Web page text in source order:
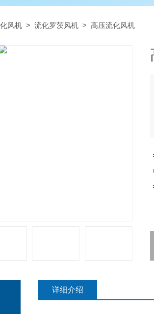
风机 > 流化罗茨风机 > 高压流化风机
详细介绍